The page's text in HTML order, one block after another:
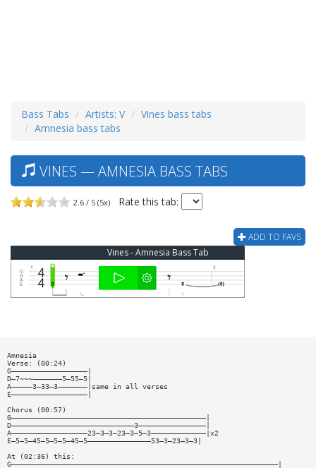
Bass Tabs Artists: V
Vines bass tabs
Amnesia bass tabs
VINES — AMNESIA BASS TABS
2.6 / 5 (5x) Rate this tab:
ADD TO FAVS
Vines - Amnesia Bass Tab
Amnesia
Verse: (00:24)
G——————————————————|
D—7~~~———————5—55—5|
A—————3—33—3———————|same in all verses
E——————————————————|
Chorus (00:57)
G——————————————————————————————————————————————|
D—————————————————————————————3————————————————|
A——————————————————23—3—3—23—3—5—3—————————————|x2
E—5—5—45—5—5—5—45—5———————————————53—3—23—3—3|
At (02:36) this:
G———————————————————————————————————————————————————————————————|